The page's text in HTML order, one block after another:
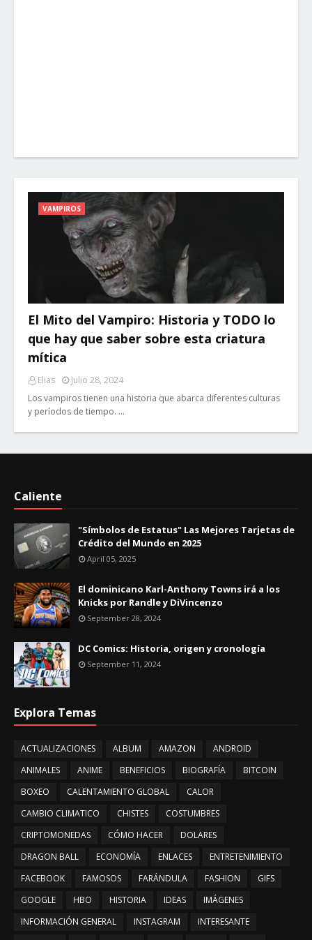
VAMPIROS
El Mito del Vampiro: Historia y TODO lo
que hay que saber sobre esta criatura
mítica
Elias
Julio 28, 2024
Los vampiros tienen una historia que abarca diferentes culturas
y períodos de tiempo. …
Caliente
"Símbolos de Estatus" Las Mejores Tarjetas de
Crédito del Mundo en 2025
April 05, 2025
El dominicano Karl-Anthony Towns irá a los
Knicks por Randle y DiVincenzo
September 28, 2024
DC Comics: Historia, origen y cronología
September 11, 2024
Explora Temas
ACTUALIZACIONES ALBUM AMAZON
ANDROID
ANIMALES
ANIME BENEFICIOS BIOGRAFÍA
BITCOIN
BOXEO
CALENTAMIENTO GLOBAL
CALOR
CAMBIO CLIMATICO
CHISTES
COSTUMBRES
CRIPTOMONEDAS
CÓMO HACER
DOLARES
DRAGON BALL
ECONOMÍA ENLACES
ENTRETENIMIENTO
FACEBOOK
FAMOSOS FARÁNDULA FASHION
GIFS
GOOGLE
HBO HISTORIA IDEAS
IMÁGENES
INFORMACIÓN GENERAL
INSTAGRAM
INTERESANTE